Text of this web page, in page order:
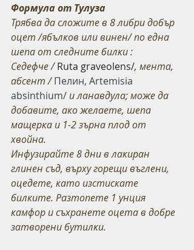
Формула от Тулуза
Трябва да сложите в 8 либри добър
оцет /ябълков или винен/ по една
шепа от следните билки :
Седефче / Ruta graveolens/, мента,
абсент / Пелин, Artemisia
absinthium/ и ланавдула; може да
добавите, ако желаете, шепа
мащерка и 1-2 зърна плод от
хвойна.
Инфузирайте 8 дни в лакиран
глинен съд, върху горещи въглени,
оцедете, като изстискате
билките. Разтопете 1 унция
камфор и съхранете оцета в добре
затворени бутилки.